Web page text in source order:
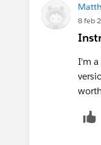
8 feb
I'm a